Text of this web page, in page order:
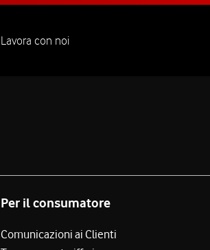
Lavora con noi
Per il consumatore
Comunicazioni ai Clienti